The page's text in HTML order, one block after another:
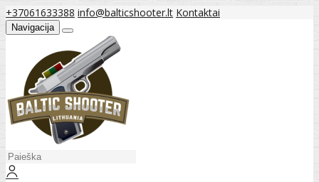
+37061633388 info@balticshooter.lt Kontaktai
Navigacija